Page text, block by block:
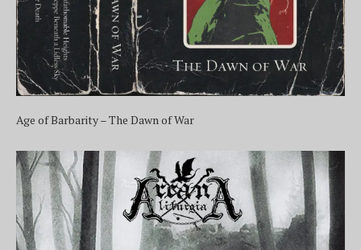
Age of Barbarity – The Dawn of War